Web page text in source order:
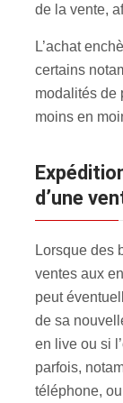
de la vente,
L’achat
certains
modalités de
moins en
Expédition et stockage des lots lors
d’une
Lorsque des
ventes aux
peut
de sa
en live ou si
parfois,
téléphone,